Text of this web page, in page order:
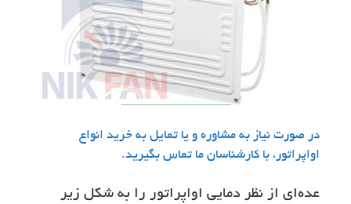
در صورت نیاز به مشاوره و یا تمایل به خرید انواع
اواپراتور، با کارشناسان ما تماس بگیرید.
عده‌ای از نظر دمایی اواپراتور را به شکل زیر